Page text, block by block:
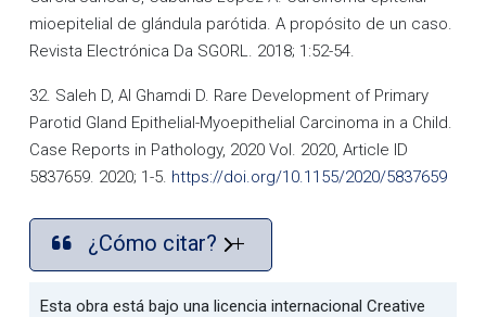
mioepitelial de glándula parótida. A propósito de un caso.
Revista Electrónica Da SGORL. 2018; 1:52-54.
32. Saleh D, Al Ghamdi D. Rare Development of Primary
Parotid Gland Epithelial-Myoepithelial Carcinoma in a Child.
Case Reports in Pathology, 2020 Vol. 2020, Article ID
5837659. 2020; 1-5. https://doi.org/10.1155/2020/5837659
¿Cómo citar?
Esta obra está bajo una licencia internacional Creative